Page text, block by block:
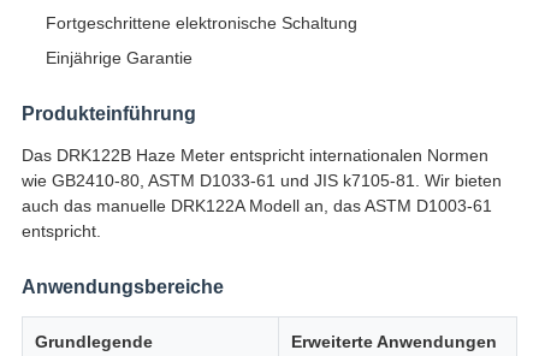
Fortgeschrittene elektronische Schaltung
Einjährige Garantie
Produkteinführung
Das DRK122B Haze Meter entspricht internationalen Normen
wie GB2410-80, ASTM D1033-61 und JIS k7105-81. Wir bieten
auch das manuelle DRK122A Modell an, das ASTM D1003-61
entspricht.
Anwendungsbereiche
Grundlegende
Erweiterte Anwendungen